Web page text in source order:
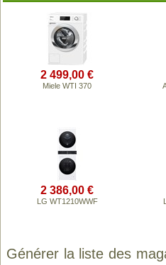
2 499,00 €
Miele WTI 370
2 386,00 €
LG WT1210WWF
Générer la liste des